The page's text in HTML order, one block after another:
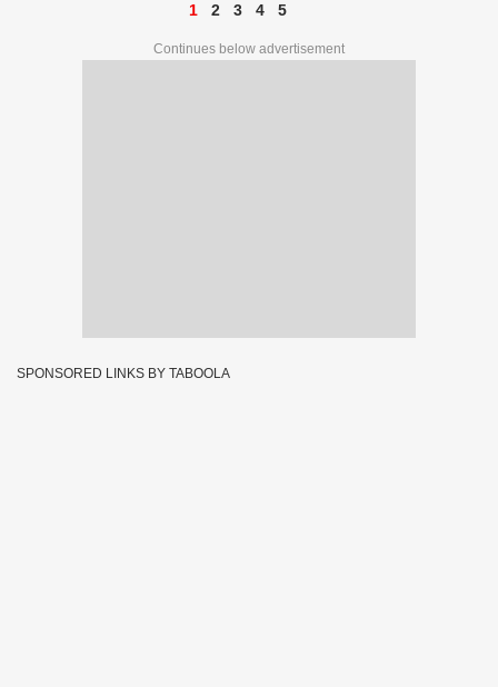
1 2 3 4 5
Continues below advertisement
SPONSORED LINKS BY TABOOLA